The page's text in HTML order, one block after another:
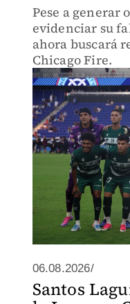
Pese a generar
evidenciar su
ahora buscará
Chicago Fire.
06.08.2026/
Santos